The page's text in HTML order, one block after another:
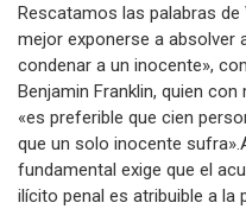
Rescatamos las palabras de
mejor exponerse a absolver
condenar a un inocente»,
Benjamin Franklin, quien
«es preferible que cien
que un solo inocente
fundamental exige que el
ilícito penal es atribuible a la